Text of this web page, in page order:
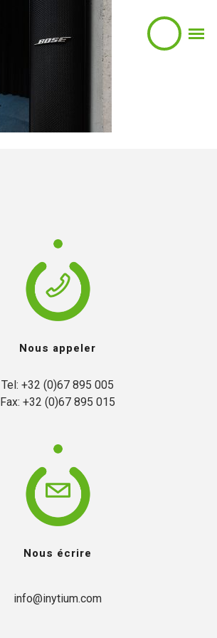
Nous appeler
Tel: +32 (0)67 895 005
Fax: +32 (0)67 895 015
Nous écrire
info@inytium.com